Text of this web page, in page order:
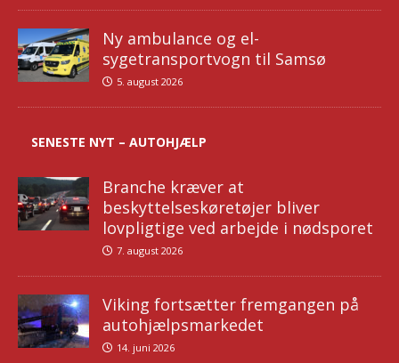
Ny ambulance og el-
sygetransportvogn til Samsø
5. august 2026
SENESTE NYT – AUTOHJÆLP
Branche kræver at
beskyttelseskøretøjer bliver
lovpligtige ved arbejde i nødsporet
7. august 2026
Viking fortsætter fremgangen på
autohjælpsmarkedet
14. juni 2026